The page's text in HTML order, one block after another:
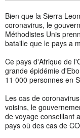
Bien que la Sierra
coronavirus, le
Méthodistes Unis
bataille que le pays a
Ce pays d'Afrique de
grande épidémie
11 000 personnes en
Les cas de
voisins, le
de voyage conseillant
pays où des cas de